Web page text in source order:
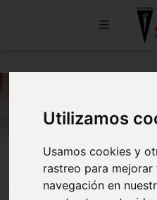
Utilizamos
Usamos cookies y
rastreo para
navegación en
EL TROFEO